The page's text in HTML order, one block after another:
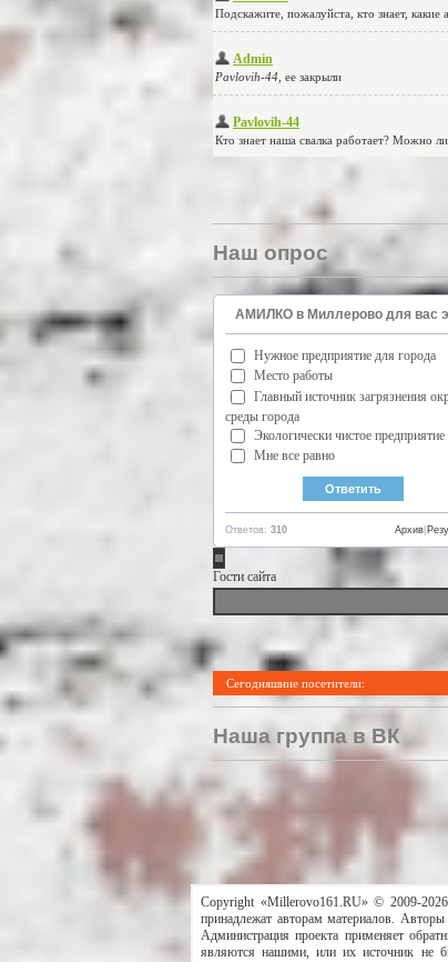
Наш опрос
АМИЛКО в Миллерово для вас
Нужное предприятие для города
Место работы
Главный источник загрязнения
среды города
Экологически чистое предприятие
Мне все равно
Ответов: 310 Архив
Гости сайта
Сегодняшние посетители:
Наша группа в ВК
Copyright «Millerovo161.RU» © 2009-
принадлежат авторам материалов. Авторы
Администрация проекта применяет
являются нашими, или их источник не